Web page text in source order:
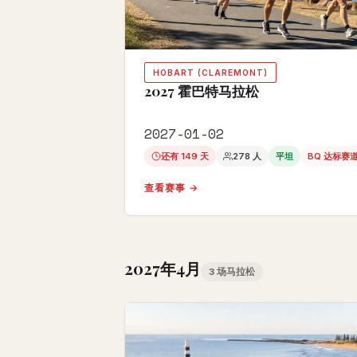
HOBART (CLAREMONT)
2027 霍巴特马拉松
2027-01-02
还有 149 天 278 人 平坦 BQ 达标赛
查看赛事 →
2027年4月 3 场马拉松